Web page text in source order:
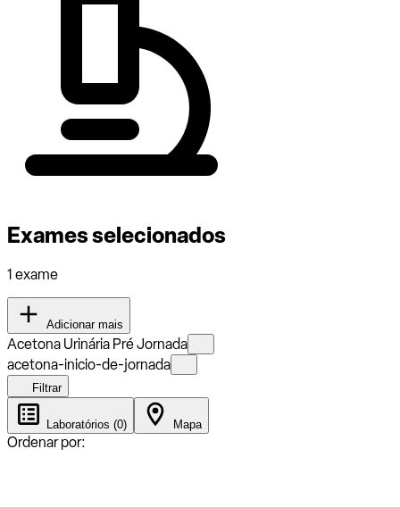
Exames selecionados
1 exame
Adicionar mais
Acetona Urinária Pré Jornada
acetona-inicio-de-jornada
Filtrar
Laboratórios (0) Mapa
Ordenar por: